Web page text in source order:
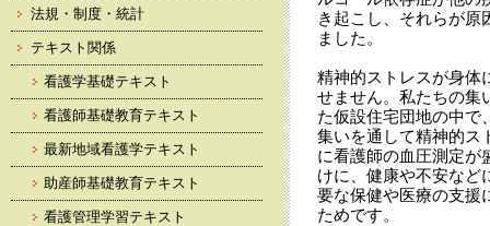
き起こし、それらが原
ました。
精神的ストレスが身体
せません。私たちの集
た仮設住宅団地の中で
集いを通して精神的ス
に看護師の血圧測定が
けに、健康や不安など
要な保健や医療の支援
ためです。
法規・制度・統計
テキスト関係
看護学基礎テキスト
看護師基礎教育テキスト
最新地域看護学テキスト
助産師基礎教育テキスト
看護管理学習テキスト